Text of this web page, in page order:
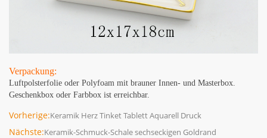
Verpackung:
Luftpolsterfolie oder Polyfoam mit brauner Innen- und Masterbox.
Geschenkbox oder Farbbox ist erreichbar.
Vorherige:Keramik Herz Tinket Tablett Aquarell Druck
Nächste:Keramik-Schmuck-Schale sechseckigen Goldrand